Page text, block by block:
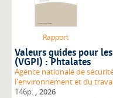
Rapport
Valeurs guides pour
(VGPI) : Phtalates
Agence nationale de
l'environnement et du
146p. , 2026